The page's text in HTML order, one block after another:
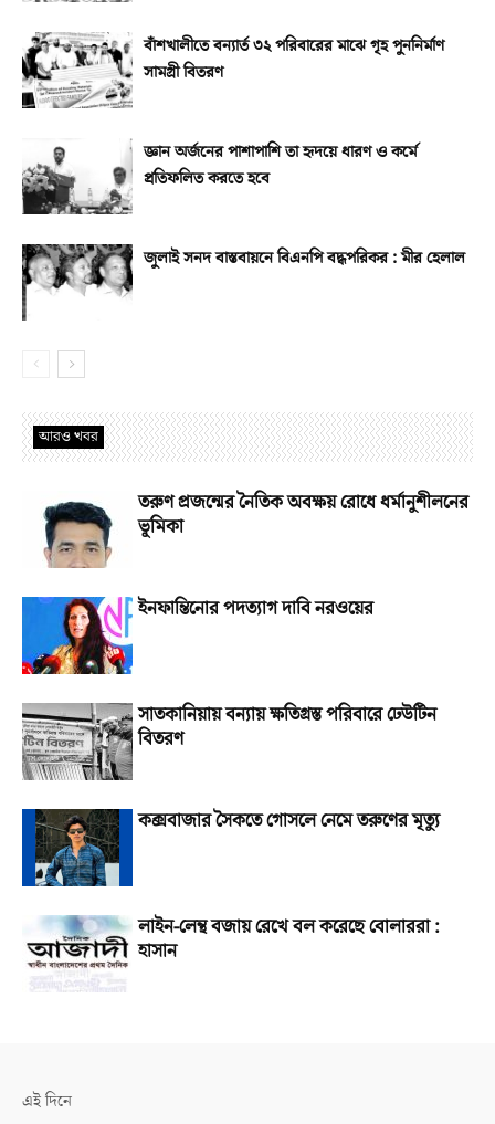
বাঁশখালীতে বন্যার্ত ৩২ পরিবারের মাঝে গৃহ পুননির্মাণ
সামগ্রী বিতরণ
জ্ঞান অর্জনের পাশাপাশি তা হৃদয়ে ধারণ ও কর্মে
প্রতিফলিত করতে হবে
জুলাই সনদ বাস্তবায়নে বিএনপি বদ্ধপরিকর : মীর হেলাল
আরও খবর
তরুণ প্রজন্মের নৈতিক অবক্ষয় রোধে ধর্মানুশীলনের
ভূমিকা
ইনফান্তিনোর পদত্যাগ দাবি নরওয়ের
সাতকানিয়ায় বন্যায় ক্ষতিগ্রস্ত পরিবারে ঢেউটিন
বিতরণ
কক্সবাজার সৈকতে গোসলে নেমে তরুণের মৃত্যু
লাইন-লেন্থ বজায় রেখে বল করেছে বোলাররা :
হাসান
এই দিনে